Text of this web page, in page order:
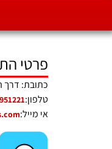
פרטי
כתובת: דרך העמק 32,
טלפון:
אי מייל: